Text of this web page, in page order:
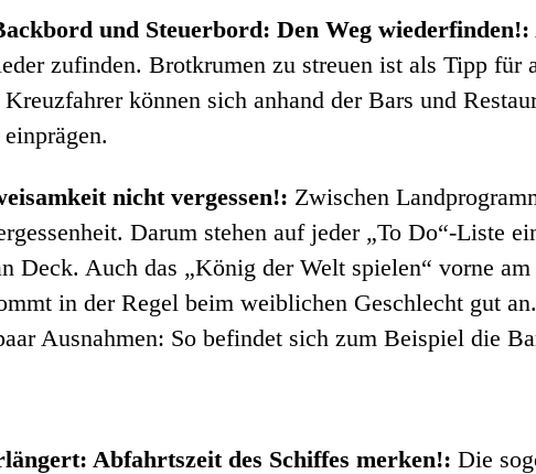
und Steuerbord: Den Weg wiederfinden!:
zufinden. Brotkrumen zu streuen ist als Tipp für
können sich anhand der Bars und
nicht vergessen!: Zwischen
Darum stehen auf jeder „To Do“-Liste
Deck. Auch das „König der Welt spielen“ vorne
in der Regel beim weiblichen Geschlecht gut
Ausnahmen: So befindet sich zum Beispiel die
Abfahrtszeit des Schiffes merken!: Die